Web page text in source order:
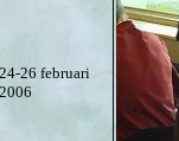
24-26 februari
2006